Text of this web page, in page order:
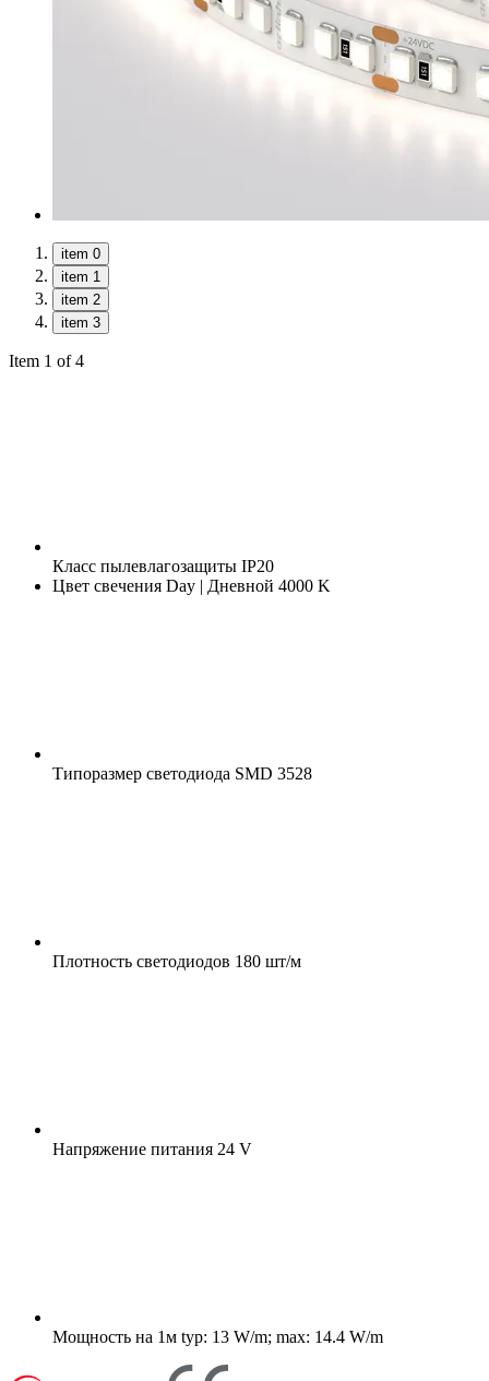
item 0
item 1
item 2
item 3
Item 1 of 4
Класс пылевлагозащиты IP20
Цвет свечения Day | Дневной 4000 K
Типоразмер светодиода SMD 3528
Плотность светодиодов 180 шт/м
Напряжение питания 24 V
Мощность на 1м typ: 13 W/m; max: 14.4 W/m